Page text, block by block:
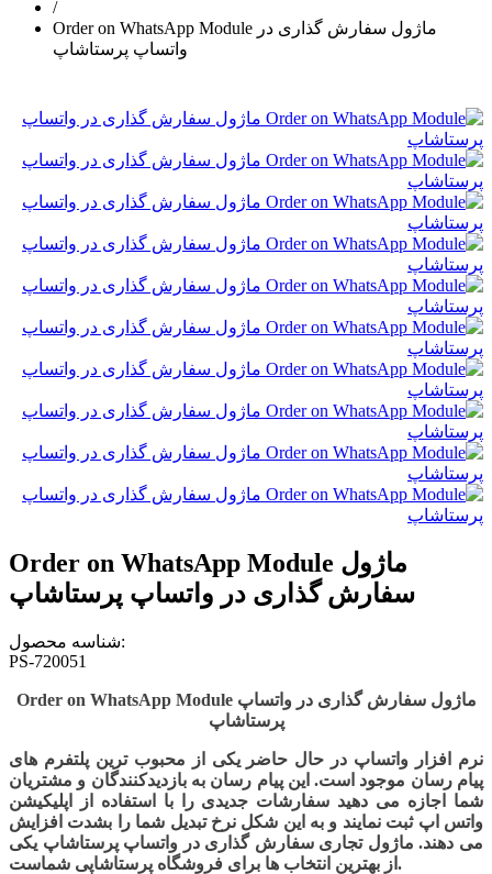
/
Order on WhatsApp Module ماژول سفارش گذاری در
واتساپ پرستاشاپ
Order on WhatsApp Module ماژول
سفارش گذاری در واتساپ پرستاشاپ
شناسه محصول:
PS-720051
Order on WhatsApp Module ماژول سفارش گذاری در واتساپ
پرستاشاپ
نرم افزار واتساپ در حال حاضر یکی از محبوب ترین پلتفرم های
پیام رسان موجود است. این پیام رسان به بازدیدکنندگان و مشتریان
شما اجازه می دهید سفارشات جدیدی را با استفاده از اپلیکیشن
واتس اپ ثبت نمایند و به این شکل نرخ تبدیل شما را بشدت افزایش
می دهند. ماژول تجاری سفارش گذاری در واتساپ پرستاشاپ یکی
از بهترین انتخاب ها برای فروشگاه پرستاشاپی شماست.